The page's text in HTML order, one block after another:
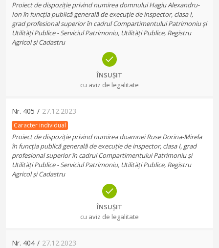
Proiect de dispoziție privind numirea domnului Hagiu Alexandru-
Ion în funcția publică generală de execuție de inspector, clasa I,
grad profesional superior în cadrul Compartimentului Patrimoniu și
Utilități Publice - Serviciul Patrimoniu, Utilități Publice, Registru
Agricol și Cadastru
ÎNSUȘIT
cu aviz de legalitate
Nr. 405 / 27.12.2023
Caracter individual
Proiect de dispoziție privind numirea doamnei Ruse Dorina-Mirela
în funcția publică generală de execuție de inspector, clasa I, grad
profesional superior în cadrul Compartimentului Patrimoniu și
Utilități Publice - Serviciul Patrimoniu, Utilități Publice, Registru
Agricol și Cadastru
ÎNSUȘIT
cu aviz de legalitate
Nr. 404 / 27.12.2023